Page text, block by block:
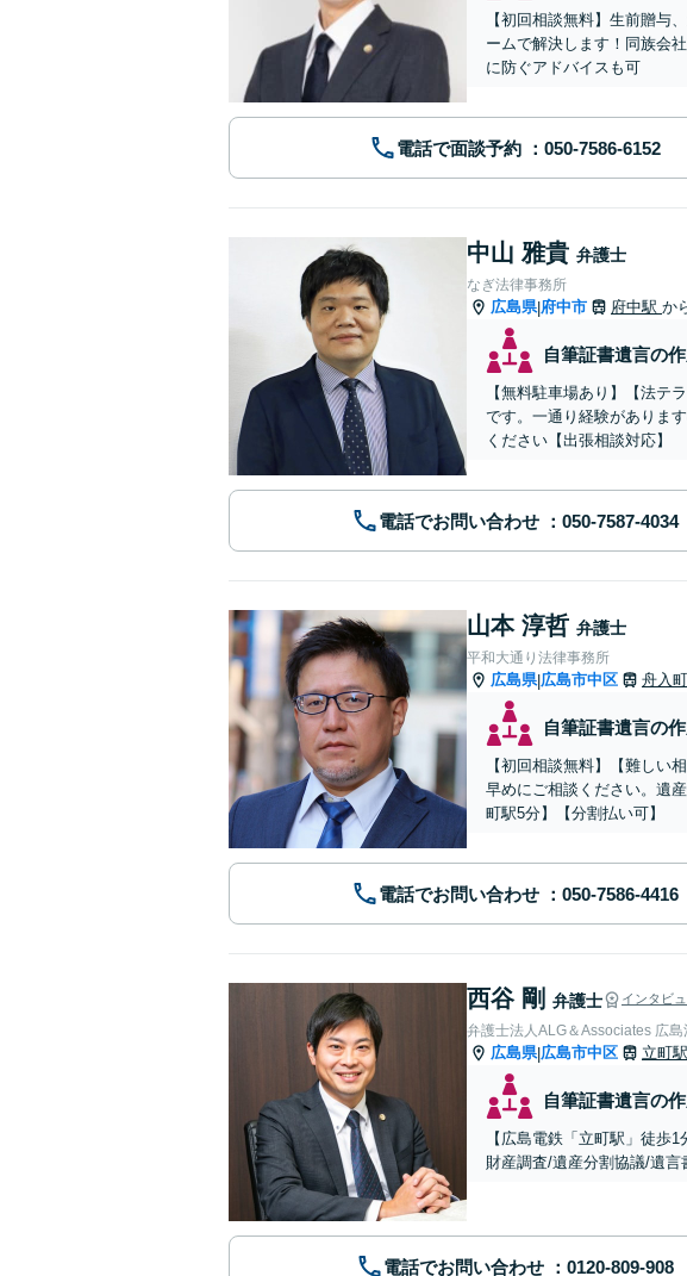
【初回相談無料】生前贈与
ームで解決します！同族会
に防ぐアドバイスも可
電話で面談予約
中山 雅貴 弁護士
なぎ法律事務所
広島県|府中市 府中駅 か
自筆証書遺言の
【無料駐車場あり】【法テ
です。一通り経験がありま
ください【出張相談対応】
電話でお問い合わせ
山本 淳哲 弁護士
平和大通り法律事務所
広島県|広島市中区 舟入
自筆証書遺言の
【初回相談無料】【難しい
早めにご相談ください。遺
町駅5分】【分割払い可】
電話でお問い合わせ
西谷 剛 弁護士 インタビ
弁護士法人ALG＆Associates 広
広島県|広島市中区 立町駅
自筆証書遺言の
【広島電鉄「立町駅」徒歩
財産調査/遺産分割協議/遺
電話でお問い合わせ